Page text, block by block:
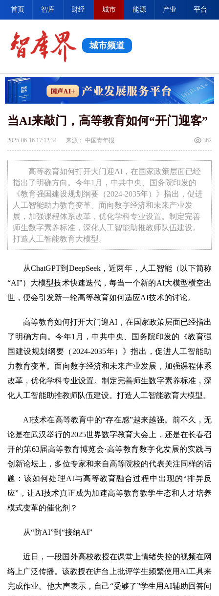
首页 智库 财经 城市 能源 产业 平台
城市频道
当AI来敲门，高等教育如何“开门迎客”
2025-06-16 17:12:34 来源： 中国青年报 362
高等教育如何打开大门迎AI，在国家政策层面已经
指出了明确方向。今年1月，中共中央、国务院印发的
《教育强国建设规划纲要（2024-2035年）》指出，促进
人工智能助力教育变革。面向数字经济和未来产业发
展，加强课程体系改革，优化学科专业设置。制定完善
师生数字素养标准，深化人工智能助推教师队伍建设。
打造人工智能教育大模型。
从ChatGPT到DeepSeek，近两年，人工智能（以下简称
“AI”）大模型技术快速迭代，每当一个新的AI大模型横空出
世，便会引发新一轮高等教育如何适应AI技术的讨论。
高等教育如何打开大门迎AI，在国家政策层面已经指出
了明确方向。今年1月，中共中央、国务院印发的《教育强
国建设规划纲要（2024-2035年）》指出，促进人工智能助
力教育变革。面向数字经济和未来产业发展，加强课程体系
改革，优化学科专业设置。制定完善师生数字素养标准，深
化人工智能助推教师队伍建设。打造人工智能教育大模型。
AI技术在高等教育中的“存在感”越来越强。前不久，无
论是在武汉举行的2025世界数字教育大会上，还是在长春召
开的第63届高等教育博览会·高等教育数字化发展的实践与
创新论坛上，多位专家和来自高等院校的代表关注同样的话
题：该如何处理AI与高等教育融合过程中出现的“排异反
应”，让AI技术真正成为加速高等教育教学生态和人才培养
模式变革的催化剂？
从“防AI”到“接纳AI”
近日，一段国外高校教授在课堂上情绪失控的视频在网
络上广泛传播。该教授在讲台上批评学生频繁使用AI工具来
完成作业。他大声表示，自己“受够了”学生用AI辅助回答问